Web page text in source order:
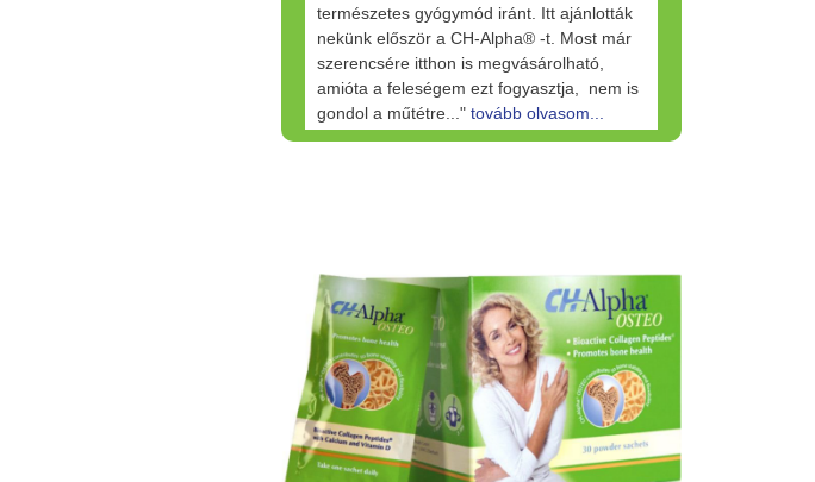
természetes gyógymód iránt. Itt ajánlották
nekünk először a CH-Alpha® -t. Most már
szerencsére itthon is megvásárolható,
amióta a feleségem ezt fogyasztja, nem is
gondol a műtétre..." tovább olvasom...